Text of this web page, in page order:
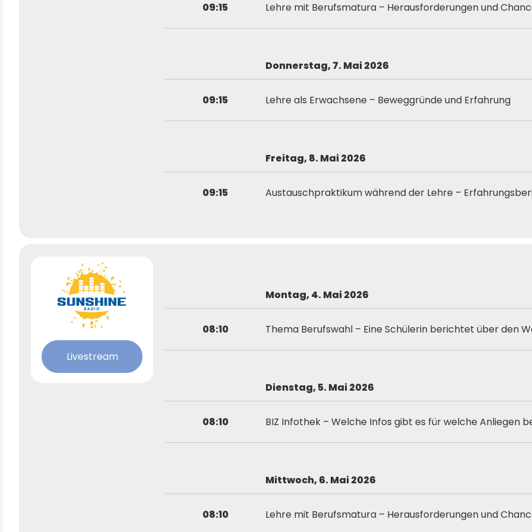
09:15 Lehre mit Berufsmatura – Herausforderungen und
Donnerstag, 7. Mai2026
09:15 Lehre als Erwachsene – Beweggründe und Erfahrung
Freitag, 8. Mai 2026
09:15 Austauschpraktikum während der Lehre –
Livestream
Montag, 4. Mai 2026
08:10 Thema Berufswahl – Eine Schülerin berichtet über den
Dienstag, 5. Mai 2026
08:10 BIZ Infothek – Welche Infos gibt es für welche Anliegen
Mittwoch, 6. Mai2026
08:10 Lehre mit Berufsmatura – Herausforderungen und